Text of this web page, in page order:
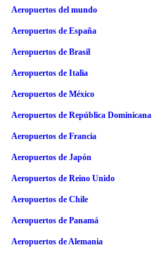
Aeropuertos del mundo
Aeropuertos de España
Aeropuertos de Brasil
Aeropuertos de Italia
Aeropuertos de México
Aeropuertos de República Dominicana
Aeropuertos de Francia
Aeropuertos de Japón
Aeropuertos de Reino Unido
Aeropuertos de Chile
Aeropuertos de Panamá
Aeropuertos de Alemania